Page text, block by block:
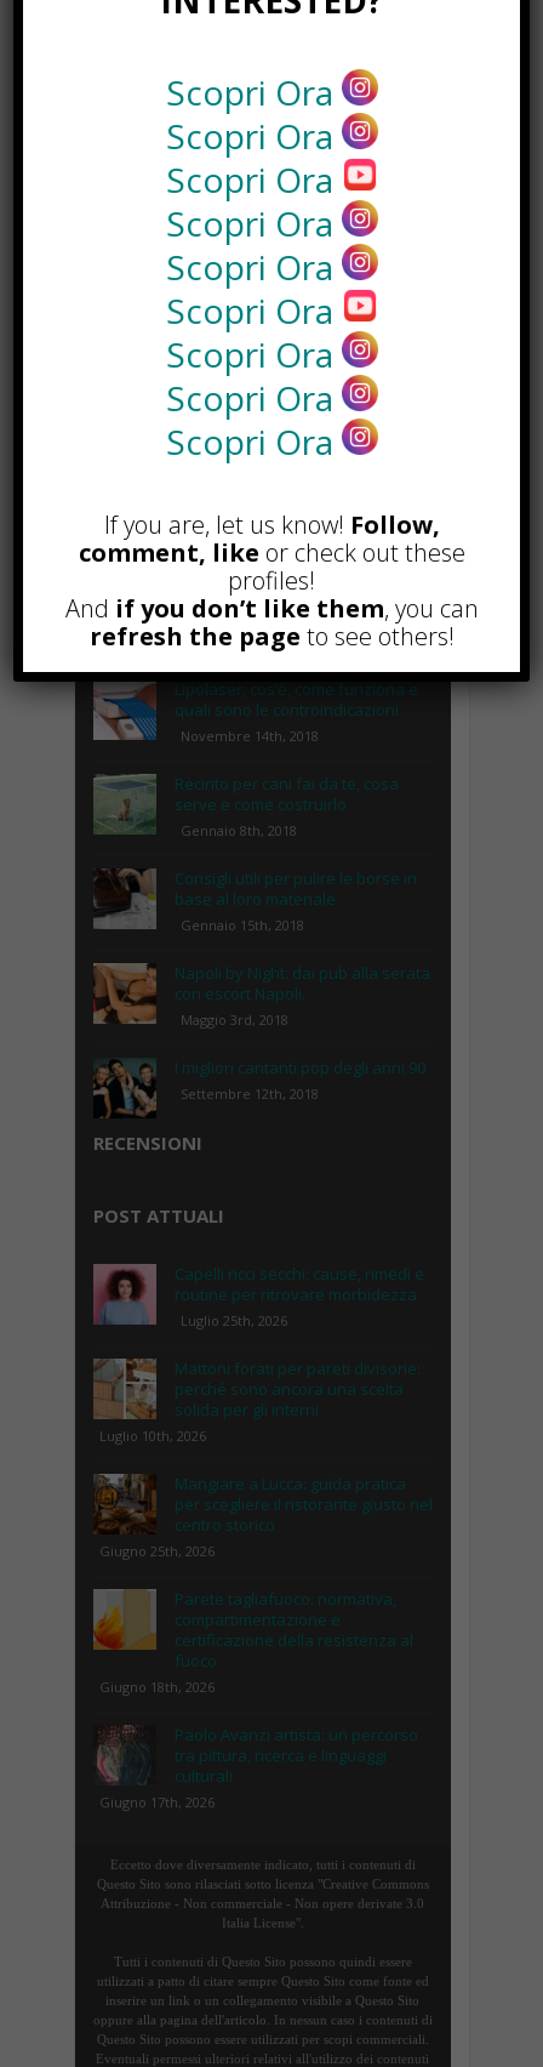
base al loro materiale
Napoli by Night: dai pub alla serata
con escort Napoli.
Maggio 3rd, 2018
NEWS IN UNA FOTO
POPOLARI
Lipolaser, cos’è, come funziona e
quali sono le controindicazioni
Novembre 14th, 2018
Recinto per cani fai da te, cosa
serve e come costruirlo
Gennaio 8th, 2018
Consigli utili per pulire le borse in
base al loro materiale
Gennaio 15th, 2018
Napoli by Night: dai pub alla serata
con escort Napoli.
Maggio 3rd, 2018
I migliori cantanti pop degli anni 90
Settembre 12th, 2018
RECENSIONI
POST ATTUALI
Capelli ricci secchi: cause, rimedi e
routine per ritrovare morbidezza
Luglio 25th, 2026
Mattoni forati per pareti divisorie:
perché sono ancora una scelta
solida per gli interni
Luglio 10th, 2026
Mangiare a Lucca: guida pratica
per scegliere il ristorante giusto nel
centro storico
Giugno 25th, 2026
Parete tagliafuoco: normativa,
compartimentazione e
certificazione della resistenza al
fuoco
Giugno 18th, 2026
Paolo Avanzi artista: un percorso
tra pittura, ricerca e linguaggi
culturali
Giugno 17th, 2026
Eccetto dove diversamente indicato, tutti i contenuti di
Questo Sito sono rilasciati sotto licenza "Creative Commons
Attribuzione - Non commerciale - Non opere derivate 3.0
Italia License".
Tutti i contenuti di Questo Sito possono quindi essere
utilizzati a patto di citare sempre Questo Sito come fonte ed
inserire un link o un collegamento visibile a Questo Sito
oppure alla pagina dell'articolo. In nessun caso i contenuti di
Questo Sito possono essere utilizzati per scopi commerciali.
Eventuali permessi ulteriori relativi all'utilizzo dei contenuti
Scopri Ora
Scopri Ora
Scopri Ora
Scopri Ora
Scopri Ora
Scopri Ora
Scopri Ora
Scopri Ora
Scopri Ora
If you are, let us know! Follow,
comment, like or check out these
profiles!
And if you don’t like them, you can
refresh the page to see others!